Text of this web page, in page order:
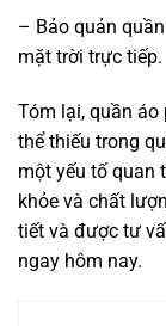
– Bảo quản
mặt trời trực tiếp.
Tóm lại, quần
thể thiếu trong
một yếu tố quan
khỏe và chất
tiết và được tư
ngay hôm nay.